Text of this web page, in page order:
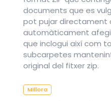
documents que es
pot pujar directament
automàticament
que inclogui així com
subcarpetes
original del fitxer zip.
Millora